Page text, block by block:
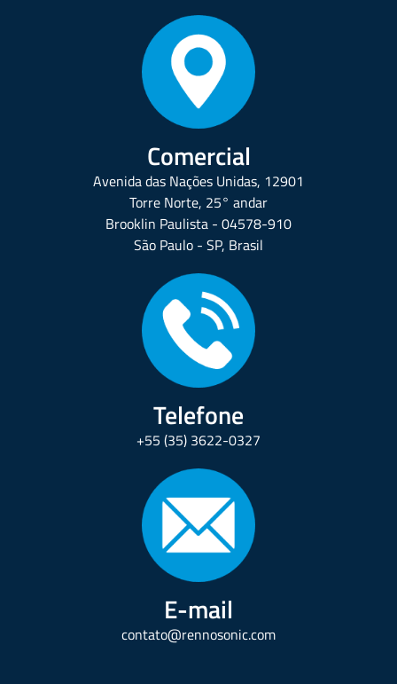
Comercial
Avenida das Nações Unidas, 12901
Torre Norte, 25° andar
Brooklin Paulista - 04578-910
São Paulo - SP, Brasil
Telefone
+55 (35) 3622-0327
E-mail
contato@rennosonic.com